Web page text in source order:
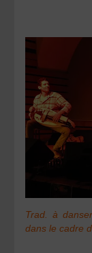
Trad. à
dans le cadre